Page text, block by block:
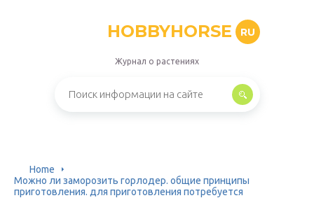
HOBBYHORSE RU
Журнал о растениях
Home
Можно ли заморозить горлодер. общие принципы
приготовления. для приготовления потребуется